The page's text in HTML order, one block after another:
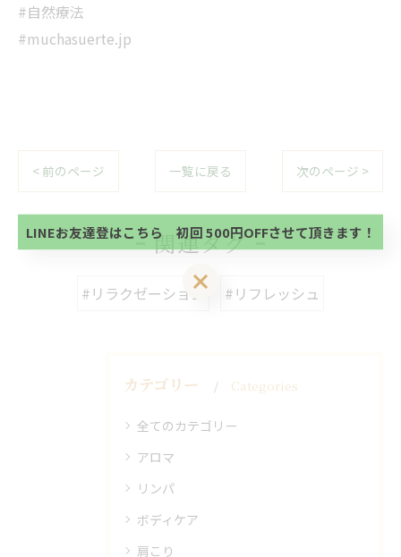
#自然療法
#muchasuerte.jp
< 前のページ 一覧に戻る 次のページ >
関連タグ
#リラクゼーション #リフレッシュ
カテゴリー Categories
全てのカテゴリー
アロマ
リンパ
ボディケア
肩こり
方、不必要な方 お手数ですが、✖印でお閉じ下さ
い。
LINEお友達登はこちら 初回 500円OFFさせて頂きます！
初回 500円OFFさせて頂きます。 既に 追加済の
方、不必要な方 お手数ですが、✖印でお閉じ下さ
LINEお友達登はこちら 初回 500円OFFさせて頂きます！